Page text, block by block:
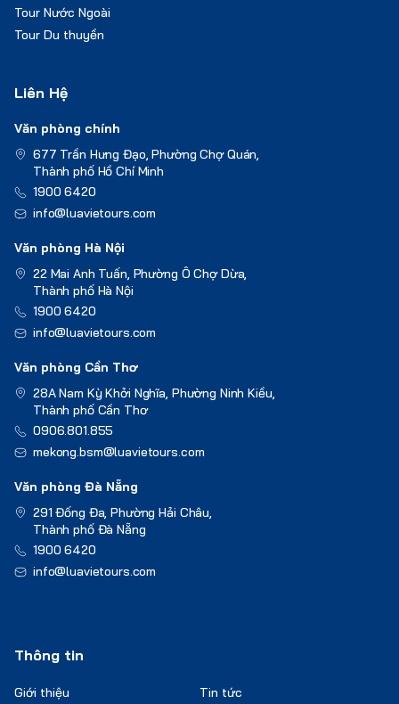
Tour Nước Ngoài
Tour Du thuyền
Liên Hệ
Văn phòng chính
677 Trần Hưng Đạo, Phường Chợ Quán,
Thành phố Hồ Chí Minh
1900 6420
info@luavietours.com
Văn phòng Hà Nội
22 Mai Anh Tuấn, Phường Ô Chợ Dừa,
Thành phố Hà Nội
1900 6420
info@luavietours.com
Văn phòng Cần Thơ
28A Nam Kỳ Khởi Nghĩa, Phường Ninh Kiều,
Thành phố Cần Thơ
0906.801.855
mekong.bsm@luavietours.com
Văn phòng Đà Nẵng
291 Đống Đa, Phường Hải Châu,
Thành phố Đà Nẵng
1900 6420
info@luavietours.com
Thông tin
Giới thiệu
Tin tức